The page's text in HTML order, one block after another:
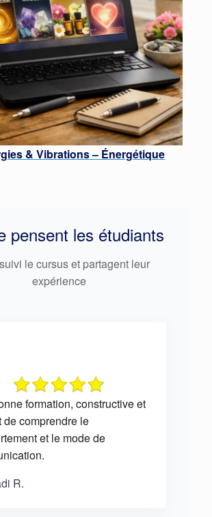
& Vibrations – Énergétique
pensent les étudiants
le cursus et partagent leur
expérience
formation, constructive et
de comprendre le
et le mode de
R.